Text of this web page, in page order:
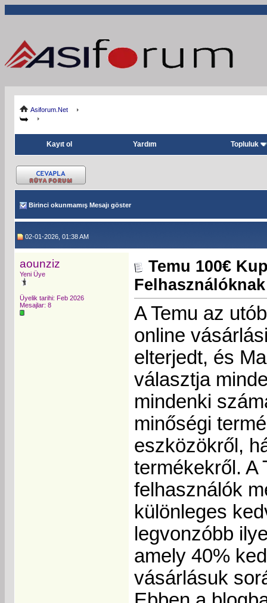
Asiforum.Net
Kayıt ol Yardım Topluluk
Birinci okunmamış Mesajı göster
02-01-2026, 01:38 AM
aounziz
Yeni Üye
Üyelik tarihi: Feb 2026
Mesajlar: 8
Temu 100€
Felhasználóknak
A Temu az
online
elterjedt, és
választja
mindenki
minőségi
eszközökről,
termékekről. A
felhasználók
különleges
legvonzóbb
amely 40%
vásárlásuk